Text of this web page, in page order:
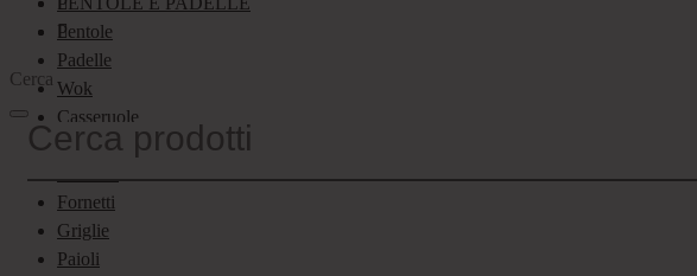
Pentole
Padelle
Wok
Casseruole
Tegami
Pesciere
Fornetti
Griglie
Paioli
Cerca